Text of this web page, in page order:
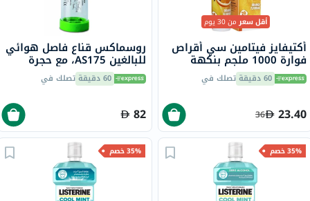
أقل سعرمن 30 يوم
أكتيفايز فيتامين سي أقراص
فوارة 1000 ملجم بنكهة
البرتقال حزمة من 20
60 دقيقة تصلك في
23.40
36
روسماكس قناع فاصل هوائي
للبالغين AS175، مع حجرة
تثبيت بصمام
60 دقيقة تصلك في
82
35% خصم 35% خصم